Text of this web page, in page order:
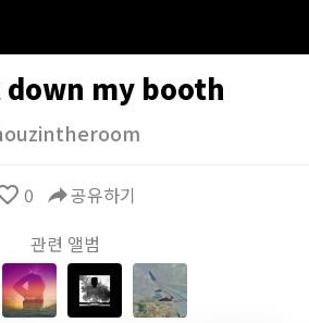
my booth
0 reply공유하기
관련 앨범